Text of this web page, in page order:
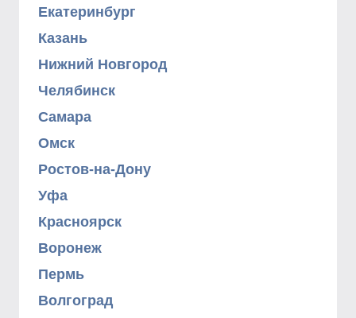
Екатеринбург
Казань
Нижний Новгород
Челябинск
Самара
Омск
Ростов-на-Дону
Уфа
Красноярск
Воронеж
Пермь
Волгоград